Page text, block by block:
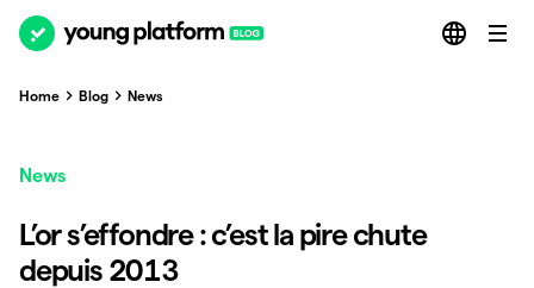
Home Blog News
News
L’or s’effondre : c’est la pire chute
depuis 2013